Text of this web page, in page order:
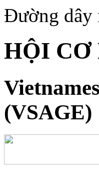
Đường dây
HỘI CƠ
(VSAGE)